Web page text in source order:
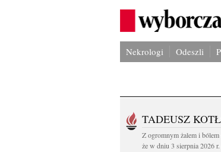
Nekrologi Odeszli
TADEUSZ
Z ogromnym żalem i bólem
że w dniu 3 sierpnia 2026 r.